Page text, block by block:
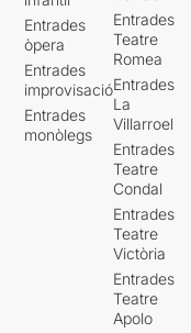
Entrades
òpera
Entrades
improvisació
Entrades
monòlegs
Entrades
Teatre
Romea
Entrades
La
Villarroel
Entrades
Teatre
Condal
Entrades
Teatre
Victòria
Entrades
Teatre
Apolo